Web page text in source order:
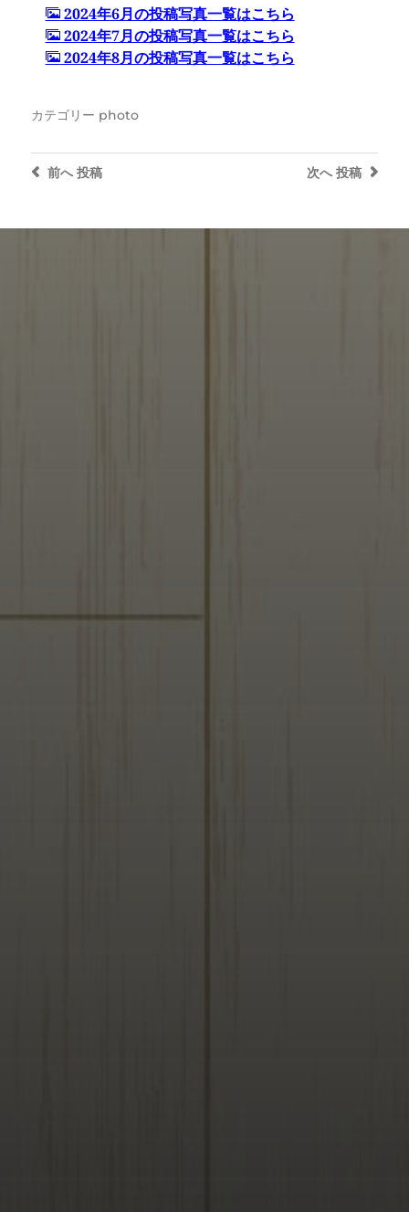
2024年6月の投稿写真一覧はこちら
2024年7月の投稿写真一覧はこちら
2024年8月の投稿写真一覧はこちら
カテゴリー photo
次へ 投稿
前へ投稿